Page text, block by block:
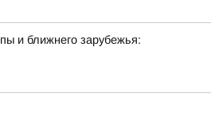
и ближнего зарубежья: